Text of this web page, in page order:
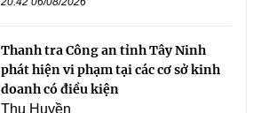
Thanh tra Công an tỉnh Tây Ninh
phát hiện vi phạm tại các cơ sở kinh
doanh có điều kiện
Thu Huyền